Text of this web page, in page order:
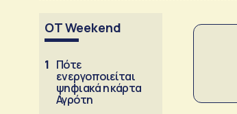
OT Weekend
1 Πότε
ενεργοποιείται
ψηφιακά η κάρτα
Αγρότη